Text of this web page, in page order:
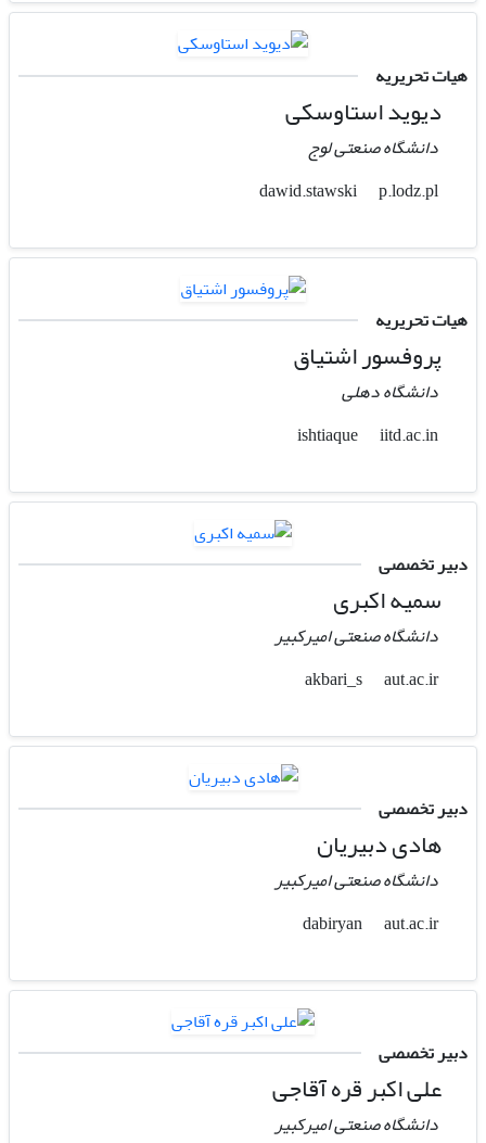
هیات تحریریه
دیوید استاوسکی
دانشگاه صنعتی لوج
p.lodz.pl
هیات تحریریه
پروفسور اشتیاق
دانشگاه دهلی
iitd.ac.in
دبیر تخصصی
سمیه اکبری
دانشگاه صنعتی امیرکبیر
akbari_s
aut.ac.ir
دبیر تخصصی
هادی دبیریان
دانشگاه صنعتی امیرکبیر
dabiryan
aut.ac.ir
دبیر تخصصی
علی اکبر قره آقاجی
دانشگاه صنعتی امیرکبیر